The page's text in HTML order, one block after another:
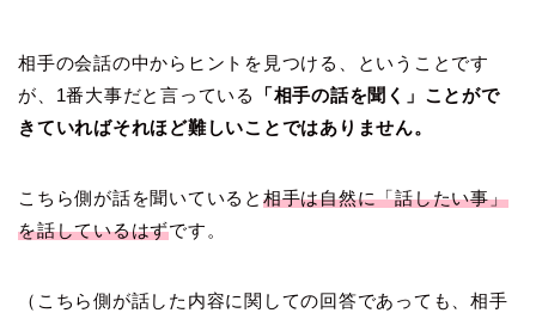
相手の会話の中からヒントを見つける、ということです
が、1番大事だと言っている
「相手の話を聞く」ことがで
きていればそれほど難しいことではありません。
こちら側が話を聞いていると 相手は自然に「話したい事」
を話しているはずです。
（こちら側が話した内容に関しての回答であっても、相手